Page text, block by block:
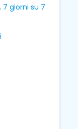
giorni su 7